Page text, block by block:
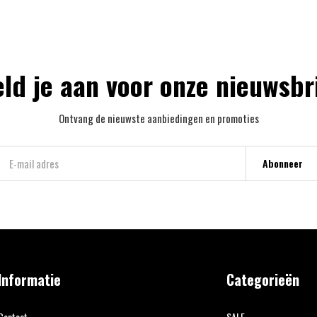
je aan voor onze
Ontvang de nieuwste aanbiedingen en promoties
Abonneer
Categorieën